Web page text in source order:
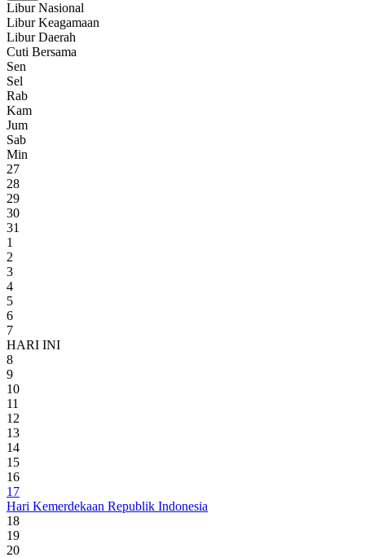
Libur Nasional
Libur Keagamaan
Libur Daerah
Cuti Bersama
Sen
Sel
Rab
Kam
Jum
Sab
Min
27
28
29
30
31
1
2
3
4
5
6
7
HARI INI
8
9
10
11
12
13
14
15
16
17
Hari Kemerdekaan Republik Indonesia
18
19
20